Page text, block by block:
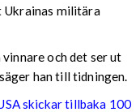
Ukrainas militära
och det ser ut
han till tidningen.
skickar tillbaka 100